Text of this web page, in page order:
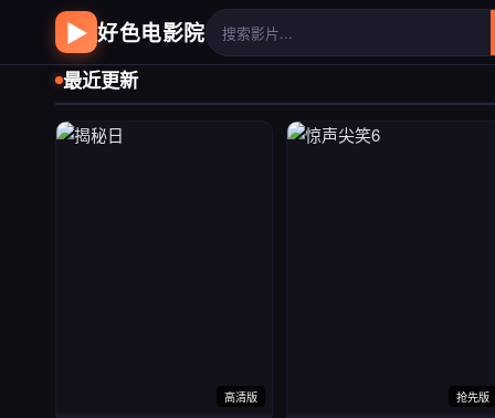
▶ 好色电影院
最近更新
高清版 抢先版